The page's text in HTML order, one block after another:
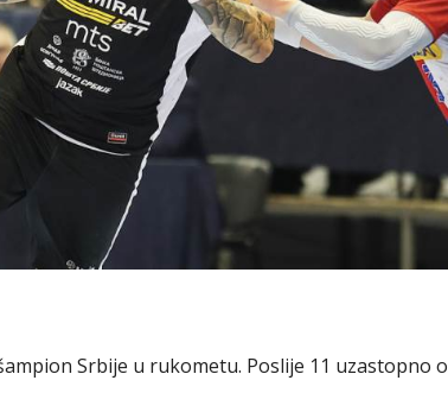
Srbije u rukometu. Poslije 11 uzastopno